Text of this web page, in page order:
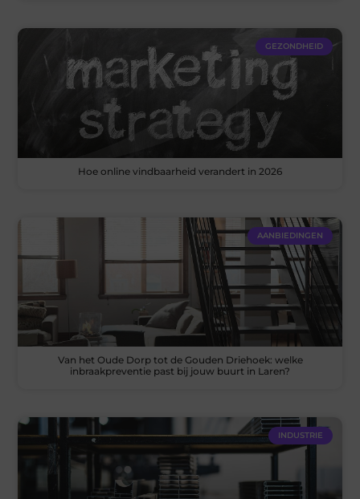
GEZONDHEID
Hoe online vindbaarheid verandert in 2026
AANBIEDINGEN
Van het Oude Dorp tot de Gouden Driehoek: welke
inbraakpreventie past bij jouw buurt in Laren?
INDUSTRIE